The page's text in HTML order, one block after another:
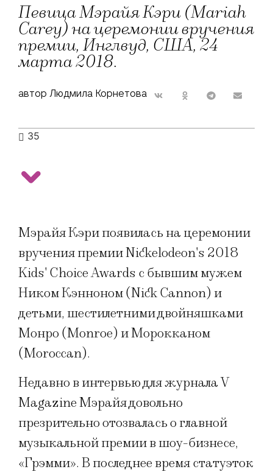
Певица Мэрайя Кэри (Mariah
Carey) на церемонии вручения
премии, Инглвуд, США, 24
марта 2018.
автор Людмила Корнетова
35
Мэрайя Кэри появилась на церемонии
вручения премии Nickelodeon's 2018
Kids' Choice Awards с бывшим мужем
Ником Кэнноном (Nick Cannon) и
детьми, шестилетними двойняшками
Монро (Monroe) и Морокканом
(Moroccan).
Недавно в интервью для журнала V
Magazine Мэрайя довольно
презрительно отозвалась о главной
музыкальной премии в шоу-бизнесе,
«Грэмми». В последнее время статуэток